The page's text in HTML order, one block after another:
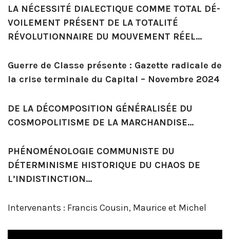
LA NÉCESSITÉ DIALECTIQUE COMME TOTAL DÉ-
VOILEMENT PRÉSENT DE LA TOTALITÉ
RÉVOLUTIONNAIRE DU MOUVEMENT RÉEL…
Guerre de Classe présente : Gazette radicale de
la crise terminale du Capital – Novembre 2024
DE LA DÉCOMPOSITION GÉNÉRALISÉE DU
COSMOPOLITISME DE LA MARCHANDISE…
PHÉNOMÉNOLOGIE COMMUNISTE DU
DÉTERMINISME HISTORIQUE DU CHAOS DE
L’INDISTINCTION…
Intervenants : Francis Cousin, Maurice et Michel